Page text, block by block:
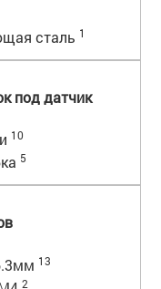
сталь 1
под датчик
10
5
13
2